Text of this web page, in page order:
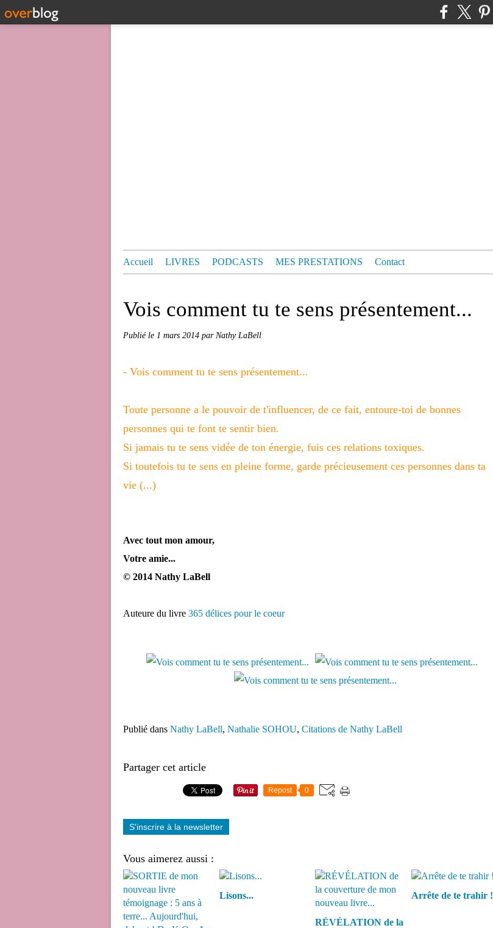
Accueil LIVRES PODCASTS MES PRESTATIONS Contact
Vois comment tu te sens présentement...
Publié le 1 mars 2014 par Nathy LaBell
- Vois comment tu te sens présentement...
Toute personne a le pouvoir de t'influencer, de ce fait, entoure-toi de bonnes
personnes qui te font te sentir bien.
Si jamais tu te sens vidée de ton énergie, fuis ces relations toxiques.
Si toutefois tu te sens en pleine forme, garde précieusement ces personnes dans ta
vie (...)
Avec tout mon amour,
Votre amie...
© 2014 Nathy LaBell
Auteure du livre 365 délices pour le coeur
Publié dans Nathy LaBell, Nathalie SOHOU, Citations de Nathy LaBell
Partager cet article
Repost 0
S'inscrire à la newsletter
Vous aimerez aussi :
Lisons...
RÉVÉLATION de la
Arrête de te trahir !